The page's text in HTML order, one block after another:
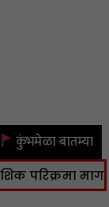
कुंभमेळा बातम्या
मार्गासाठी